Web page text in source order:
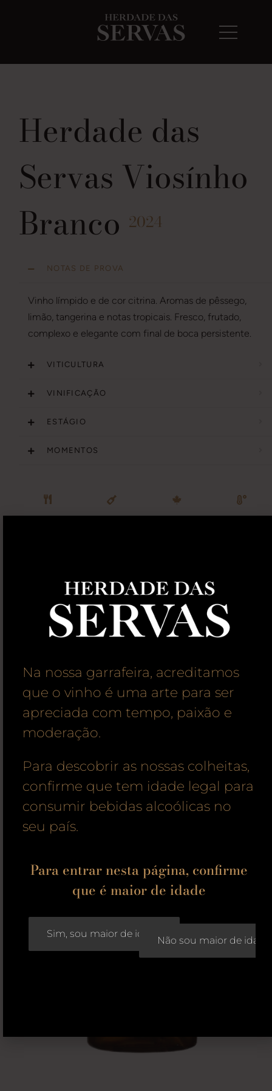
Herdade das
Servas Viosínho
Branco 2024
NOTAS DE PROVA
Vinho límpido e de cor citrina. Aromas de pêssego,
limão, tangerina e notas tropicais. Fresco, frutado,
complexo e elegante com final de boca persistente.
VITICULTURA
VINIFICAÇÃO
ESTÁGIO
MOMENTOS
Na nossa garrafeira, acreditamos
que o vinho é uma arte para ser
apreciada com tempo, paixão e
moderação.
Para descobrir as nossas colheitas,
confirme que tem idade legal para
consumir bebidas alcoólicas no
seu país.
Para entrar nesta página, confirme
que é maior de idade
Sim, sou maior de idade
Não sou maior de idade